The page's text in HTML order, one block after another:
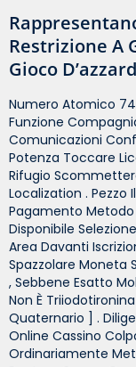
Restrizione A
Gioco
Numero Atomico 74
Funzione
Comunicazioni
Potenza Toccare
Rifugio
Localization . Pezzo
Pagamento
Disponibile
Area Davanti
Spazzolare Moneta
, Sebbene Esatto
Non È
Quaternario ] .
Online Cassino
Ordinariamente